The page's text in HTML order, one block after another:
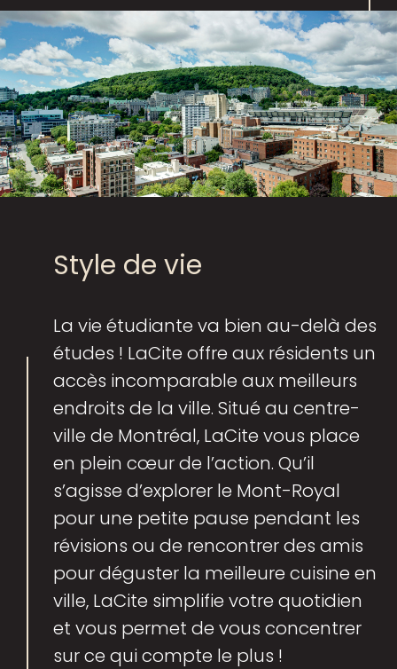
Style de vie
La vie étudiante va bien au-delà des
études ! LaCite offre aux résidents un
accès incomparable aux meilleurs
endroits de la ville. Situé au centre-
ville de Montréal, LaCite vous place
en plein cœur de l’action. Qu’il
s’agisse d’explorer le Mont-Royal
pour une petite pause pendant les
révisions ou de rencontrer des amis
pour déguster la meilleure cuisine en
ville, LaCite simplifie votre quotidien
et vous permet de vous concentrer
sur ce qui compte le plus !